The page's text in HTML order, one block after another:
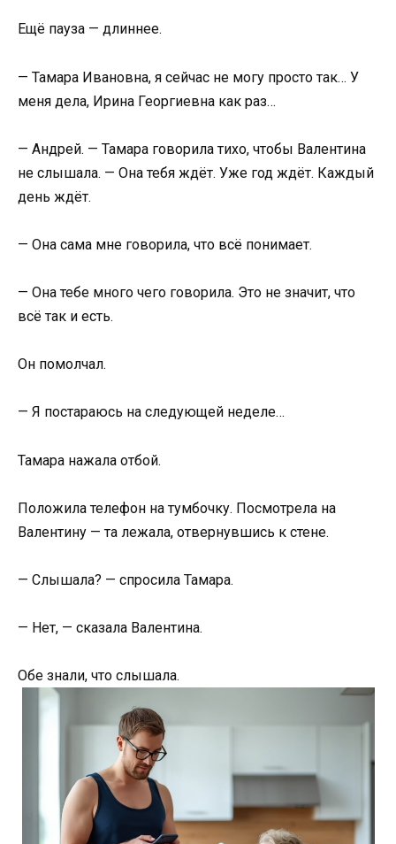
Ещё пауза — длиннее.
— Тамара Ивановна, я сейчас не могу просто так… У
меня дела, Ирина Георгиевна как раз…
— Андрей. — Тамара говорила тихо, чтобы Валентина
не слышала. — Она тебя ждёт. Уже год ждёт. Каждый
день ждёт.
— Она сама мне говорила, что всё понимает.
— Она тебе много чего говорила. Это не значит, что
всё так и есть.
Он помолчал.
— Я постараюсь на следующей неделе…
Тамара нажала отбой.
Положила телефон на тумбочку. Посмотрела на
Валентину — та лежала, отвернувшись к стене.
— Слышала? — спросила Тамара.
— Нет, — сказала Валентина.
Обе знали, что слышала.